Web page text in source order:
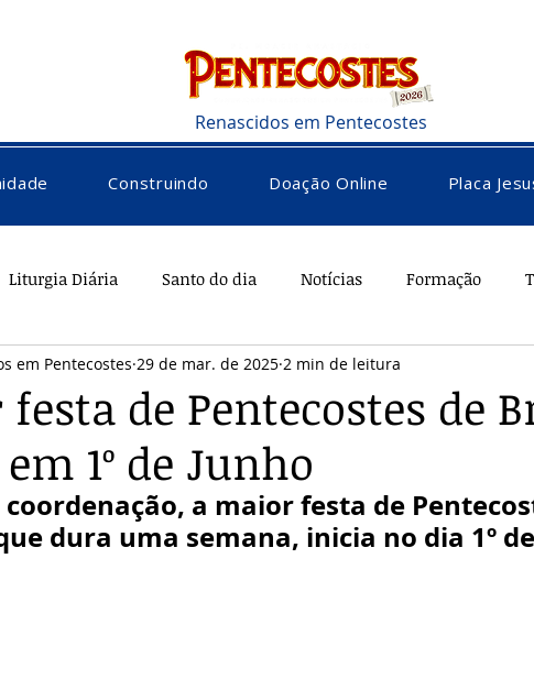
Renascidos em Pentecostes
Construindo Doação Online Placa
Liturgia Diária Santo do dia Notícias Formação
Orações Saúde Diversos Vocacional
de Pentecostes de
1º de Junho
em Pentecostes 29 de mar. de 2025 2 min de leitura
coordenação, a maior festa de
dura uma semana, inicia no dia 1º